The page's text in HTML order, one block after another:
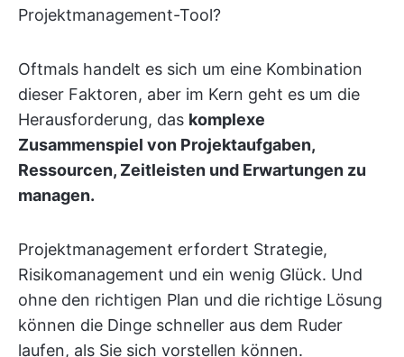
Projektmanagement-Tool?
Oftmals handelt es sich um eine Kombination
dieser Faktoren, aber im Kern geht es um die
Herausforderung, das komplexe
Zusammenspiel von Projektaufgaben,
Ressourcen, Zeitleisten und Erwartungen zu
managen.
Projektmanagement erfordert Strategie,
Risikomanagement und ein wenig Glück. Und
ohne den richtigen Plan und die richtige Lösung
können die Dinge schneller aus dem Ruder
laufen, als Sie sich vorstellen können.